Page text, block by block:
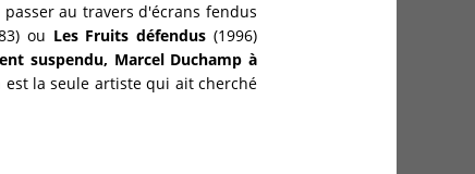
au travers d'écrans fendus
ou Les Fruits défendus(1996)
suspendu, Marcel Duchamp à
est la seule artiste qui ait cherché